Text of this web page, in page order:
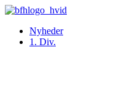
Videre
indholdNyheder
1. Div.